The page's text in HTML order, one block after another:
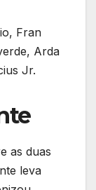
Fran
Arda
Jr.
as duas
leva